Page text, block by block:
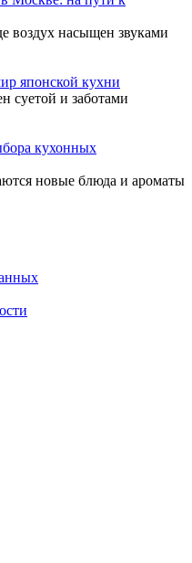
воздух насыщен звуками
японской кухни
суетой и заботами
кухонных
новые блюда и ароматы